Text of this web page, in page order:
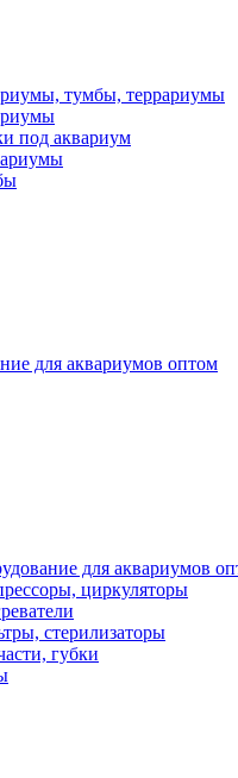
тумбы, террариумы
под аквариум
для аквариумов оптом
для аквариумов
циркуляторы
стерилизаторы
губки